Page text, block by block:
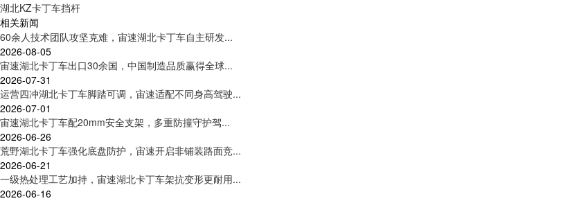
湖北KZ卡丁车挡杆
相关新闻
60余人技术团队攻坚克难，宙速湖北卡丁车自主研发...
2026-08-05
宙速湖北卡丁车出口30余国，中国制造品质赢得全球...
2026-07-31
运营四冲湖北卡丁车脚踏可调，宙速适配不同身高驾驶...
2026-07-01
宙速湖北卡丁车配20mm安全支架，多重防撞守护驾...
2026-06-26
荒野湖北卡丁车强化底盘防护，宙速开启非铺装路面竞...
2026-06-21
一级热处理工艺加持，宙速湖北卡丁车架抗变形更耐用...
2026-06-16